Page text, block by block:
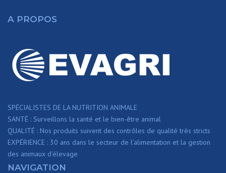
A PROPOS
SPÉCIALISTES DE LA NUTRITION ANIMALE
SANTÉ : Surveillons la santé et le bien-être animal
QUALITÉ : Nos produits suivent des contrôles de qualité très stricts
EXPÉRIENCE : 30 ans dans le secteur de l’alimentation et la gestion
des animaux d’élevage
NAVIGATION